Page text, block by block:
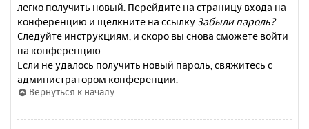
легко получить новый. Перейдите на страницу входа на
конференцию и щёлкните на ссылку Забыли пароль?.
Следуйте инструкциям, и скоро вы снова сможете войти
на конференцию.
Если не удалось получить новый пароль, свяжитесь с
администратором конференции.
Вернуться к началу